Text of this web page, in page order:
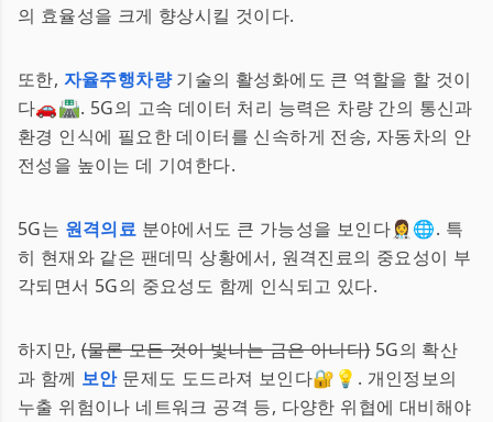
의 효율성을 크게 향상시킬 것이다.
또한, 자율주행차량기술의 활성화에도 큰 역할을 할 것이
다🚗🛣️. 5G의 고속 데이터 처리 능력은 차량 간의 통신과
환경 인식에 필요한 데이터를 신속하게 전송, 자동차의 안
전성을 높이는 데 기여한다.
5G는 원격의료 분야에서도 큰 가능성을 보인다👩‍⚕️🌐. 특
히 현재와 같은 팬데믹 상황에서, 원격진료의 중요성이 부
각되면서 5G의 중요성도 함께 인식되고 있다.
하지만, (물론 모든 것이 빛나는 금은 아니다)5G의 확산
과 함께 보안문제도 도드라져 보인다🔐💡. 개인정보의
누출 위험이나 네트워크 공격 등, 다양한 위협에 대비해야